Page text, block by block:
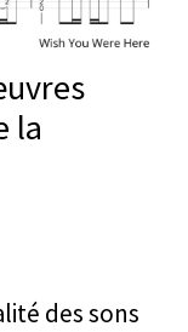
la
des sons